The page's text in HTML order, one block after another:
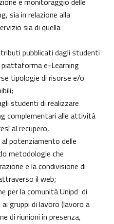
sia in relazione alla
sia di quella
pubblicati dagli studenti
piattaforma e-Learning
tipologie di risorse e/o
studenti di realizzare
complementari alle attività
al recupero,
potenziamento delle
metodologie che
e la condivisione di
il web;
per la comunità Unipd di
gruppi di lavoro (lavoro a
di riunioni in presenza,